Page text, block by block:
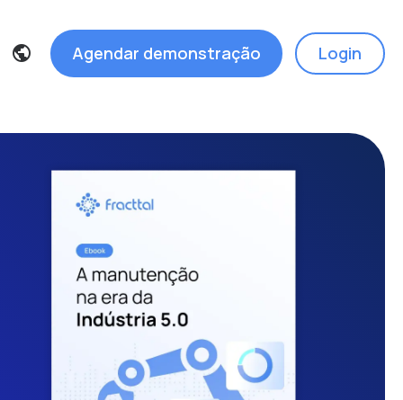
Agendar demonstração Login